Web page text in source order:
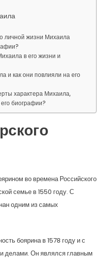
личной жизни Михаила
в его жизни и
и как они повлияли на его
характера Михаила,
биографии?
во времена Российского
семье в 1550 году. С
одним из самых
боярина в 1578 году и с
делами. Он являлся главным